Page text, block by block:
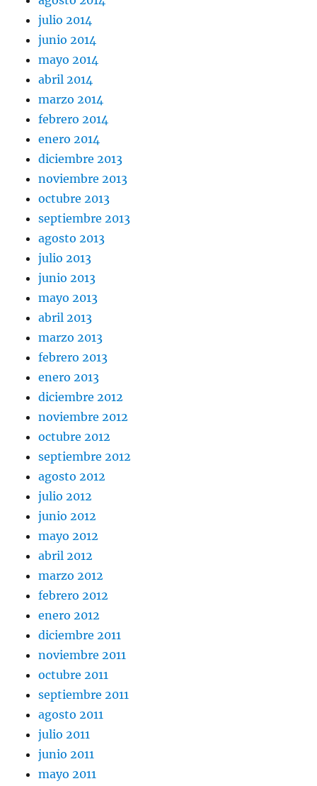
julio 2014
junio 2014
mayo 2014
abril 2014
marzo 2014
febrero 2014
enero 2014
diciembre 2013
noviembre 2013
octubre 2013
septiembre 2013
agosto 2013
julio 2013
junio 2013
mayo 2013
abril 2013
marzo 2013
febrero 2013
enero 2013
diciembre 2012
noviembre 2012
octubre 2012
septiembre 2012
agosto 2012
julio 2012
junio 2012
mayo 2012
abril 2012
marzo 2012
febrero 2012
enero 2012
diciembre 2011
noviembre 2011
octubre 2011
septiembre 2011
agosto 2011
julio 2011
junio 2011
mayo 2011